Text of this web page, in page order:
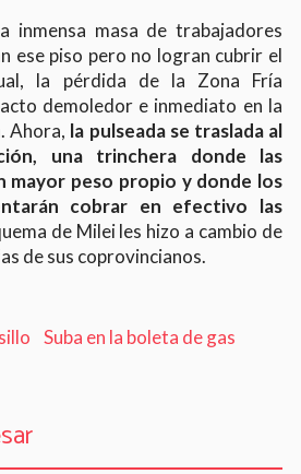
inmensa masa de trabajadores
ese piso pero no logran cubrir el
la pérdida de la Zona Fría
demoledor e inmediato en la
Ahora, la pulseada se traslada al
una trinchera donde las
mayor peso propio y donde los
cobrar en efectivo las
de Milei les hizo a cambio de
de sus coprovincianos.
Suba en la boleta de gas